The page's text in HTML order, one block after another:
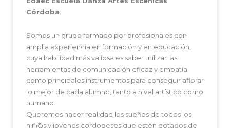
Córdoba
Somos un grupo formado por profesionales con
amplia experiencia en formación y en educación,
cuya habilidad más valiosa es saber utilizar las
herramientas de comunicación eficaz y empatía
como principales instrumentos para conseguir aflorar
lo mejor de cada alumno, tanto a nivel artístico como
humano.
Queremos hacer realidad los sueños de todos los
niñ@s y jóvenes cordobeses que estén dotados de